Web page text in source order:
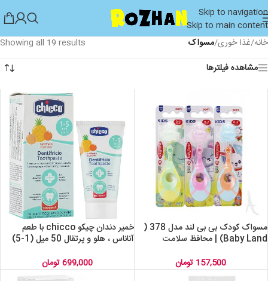
Skip to navigation
Skip to main content
خانه/غذا خوری/مسواک
Showing all 19 results
مشاهده فیلترها
مسواک کودک بی بی لند مدل 378 (
Baby Land) | محافظ سلامت
157,500 تومان
خمیر دندان چیکو chicco با طعم
آناناس ، هلو و پرتقال 50 میل (1-5)
699,000تومان